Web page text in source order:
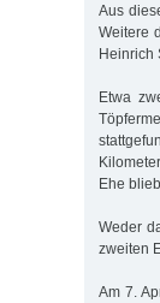
Aus
Weitere
Heinrich
Etwa
Ehe
Weder
zweiten
Am 7.